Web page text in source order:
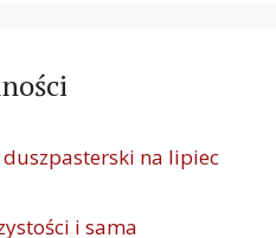
na lipiec
i sama